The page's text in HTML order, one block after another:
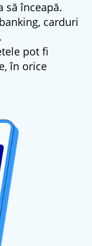
să înceapă.
carduri
pot fi
în orice